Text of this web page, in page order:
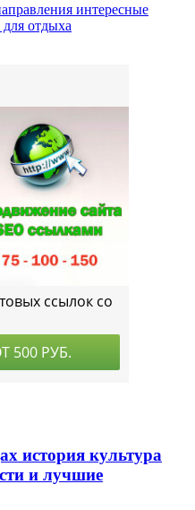
интересные
отдыха
история культура
и лучшие